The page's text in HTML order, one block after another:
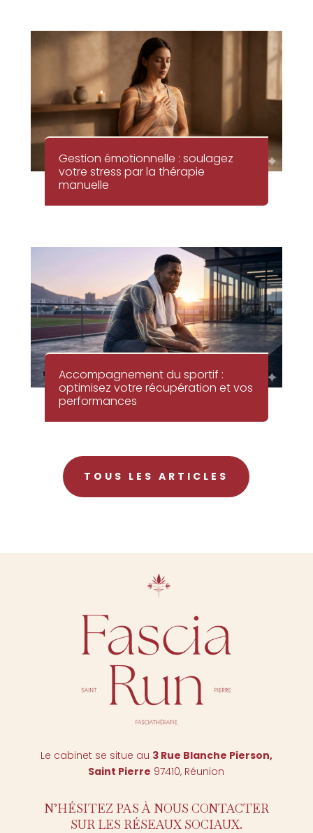
Gestion émotionnelle : soulagez
votre stress par la thérapie
manuelle
Accompagnement du sportif :
optimisez votre récupération et vos
performances
TOUS LES ARTICLES
Le cabinet se situe au 3 Rue Blanche Pierson,
Saint Pierre 97410, Réunion
N’HÉSITEZ PAS À NOUS CONTACTER
SUR LES RÉSEAUX SOCIAUX.